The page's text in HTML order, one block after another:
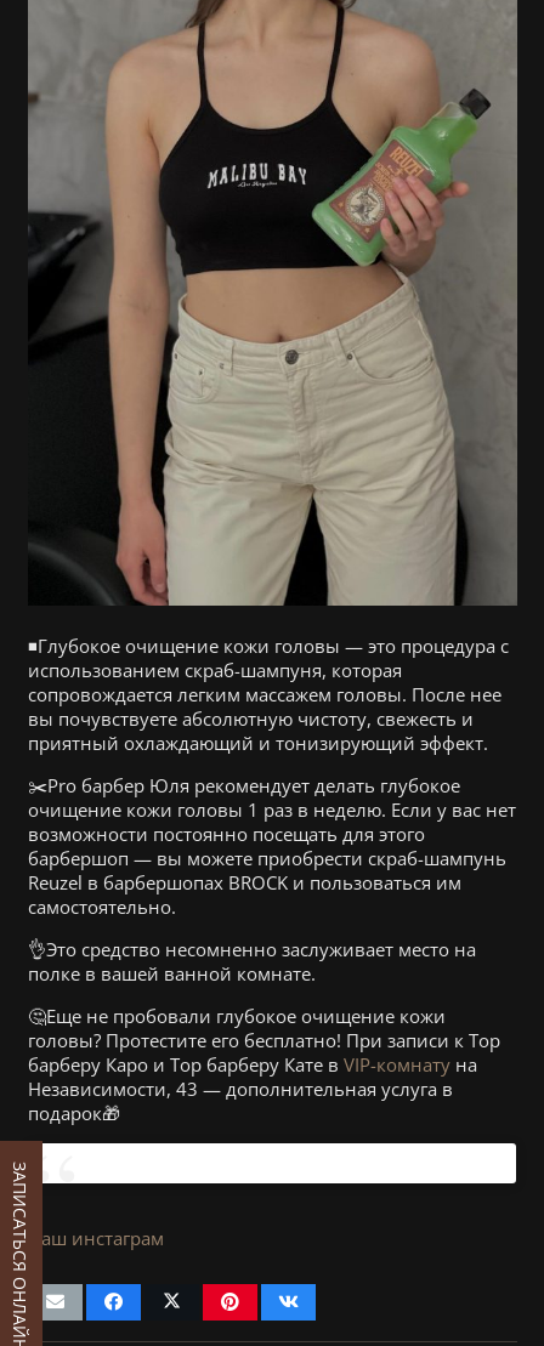
◾️Глубокое очищение кожи головы — это процедура с
использованием скраб-шампуня, которая
сопровождается легким массажем головы. После нее
вы почувствуете абсолютную чистоту, свежесть и
приятный охлаждающий и тонизирующий эффект.
✂️Pro барбер Юля рекомендует делать глубокое
очищение кожи головы 1 раз в неделю. Если у вас нет
возможности постоянно посещать для этого
барбершоп — вы можете приобрести скраб-шампунь
Reuzel в барбершопах BROCK и пользоваться им
самостоятельно.
👌Это средство несомненно заслуживает место на
полке в вашей ванной комнате.
🤔Еще не пробовали глубокое очищение кожи
головы? Протестите его бесплатно! При записи к Тор
барберу Каро и Тор барберу Кате в VIP-комнатуна
Независимости, 43 — дополнительная услуга в
подарок🎁
Наш инстаграм
ЗАПИСАТЬСЯ ОНЛАЙН